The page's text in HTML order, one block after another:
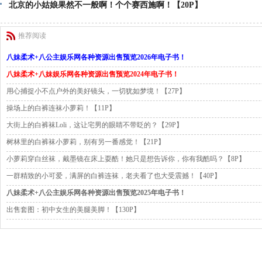
北京的小姑娘果然不一般啊！个个赛西施啊！【20P】
推荐阅读
八妹柔术+八公主娱乐网各种资源出售预览2026年电子书！
八妹柔术+八妹娱乐网各种资源出售预览2024年电子书！
用心捕捉小不点户外的美好镜头，一切犹如梦境！【27P】
操场上的白裤连袜小萝莉！【11P】
大街上的白裤袜Loli，这让宅男的眼睛不带眨的？【29P】
树林里的白裤袜小萝莉，别有另一番感觉！【21P】
小萝莉穿白丝袜，戴墨镜在床上耍酷！她只是想告诉你，你有我酷吗？【8P】
一群精致的小可爱，满屏的白裤连袜，老夫看了也大受震撼！【40P】
八妹柔术+八公主娱乐网各种资源出售预览2025年电子书！
出售套图：初中女生的美腿美脚！【130P】